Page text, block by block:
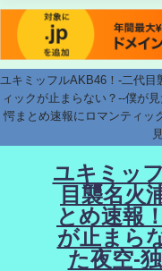
ユキミッフルAKB46！-二代
ィックが止まらない？--僕が
愕まとめ速報にロマンティッ
ユキミッ
目襲名火
とめ速報
が止まら
た夜空-